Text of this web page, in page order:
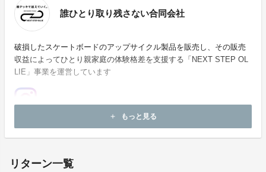
誰ひとり取り残さない合同会社
破損したスケートボードのアップサイクル製品を販売し、その販売
収益によってひとり親家庭の体験格差を支援する「NEXT STEP OL
LIE」事業を運営しています
add もっと見る
リターン一覧